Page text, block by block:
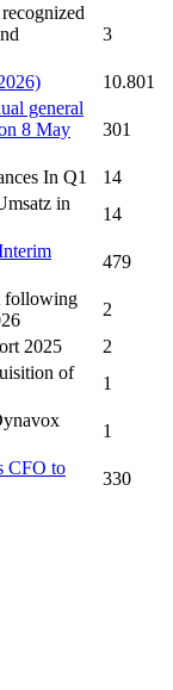
recognized
3
10.801
general
8 May
301
In Q1
14
in
14
479
following
2
2025
2
of
1
1
CFO to
330